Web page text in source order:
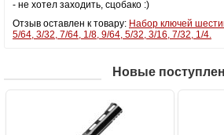
- не хотел заходить, сцобако :)
Отзыв оставлен к товару: Набор ключей
5/64, 3/32, 7/64, 1/8, 9/64, 5/32, 3/16, 7/32, 1/4.
Новые